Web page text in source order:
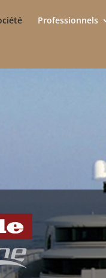
Professionnels